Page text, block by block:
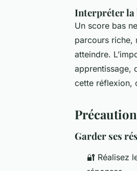
Interpréter la
Un score bas
parcours riche,
atteindre.
apprentissage,
cette réflexion,
Garder ses
🔐 Réalisez